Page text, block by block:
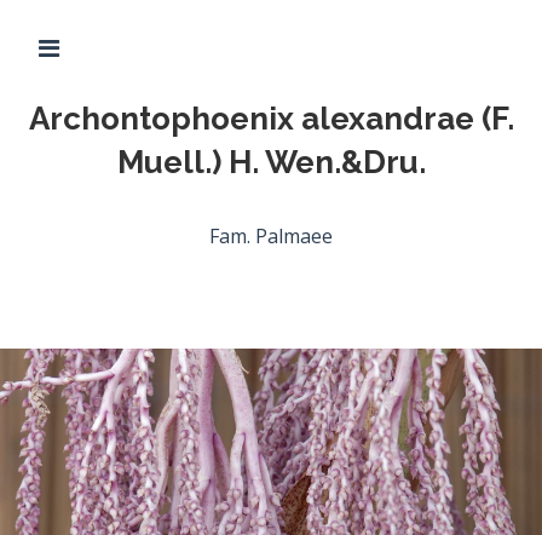
Il
parco
Le
acque
Archontophoenix alexandrae (F.
Muell.) H. Wen.&Dru.
Fam. Palmaee